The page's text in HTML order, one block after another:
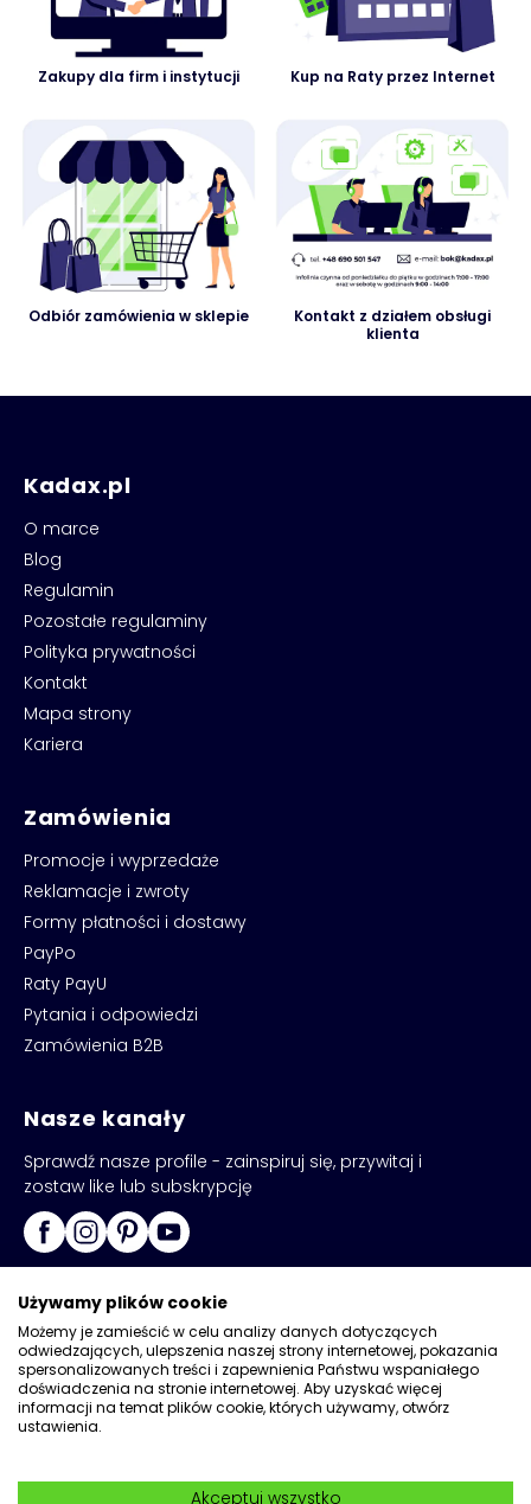
Zakupy dla firm i instytucji Kup na Raty przez Internet
Odbiór zamówienia w sklepie
Kontakt z działem obsługi
klienta
Kadax.pl
O marce
Blog
Regulamin
Pozostałe regulaminy
Polityka prywatności
Kontakt
Mapa strony
Kariera
Zamówienia
Promocje i wyprzedaże
Reklamacje i zwroty
Formy płatności i dostawy
PayPo
Raty PayU
Pytania i odpowiedzi
Zamówienia B2B
Nasze kanały
Sprawdź nasze profile - zainspiruj się, przywitaj i
zostaw like lub subskrypcję
Copyright © 2026Kadax
Realizacja:Network | Wdrożenia Magento
Używamy plików cookie
Możemy je zamieścić w celu analizy danych dotyczących
odwiedzających, ulepszenia naszej strony internetowej, pokazania
spersonalizowanych treści i zapewnienia Państwu wspaniałego
doświadczenia na stronie internetowej. Aby uzyskać więcej
informacji na temat plików cookie, których używamy, otwórz
ustawienia.
Akceptuj wszystko